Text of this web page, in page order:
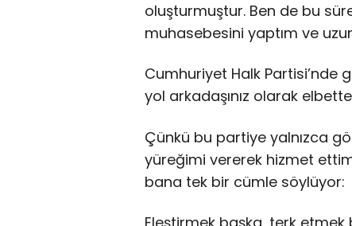
oluşturmuştur. Ben de bu
muhasebesini yaptım ve
Cumhuriyet Halk Partisi’nde
yol arkadaşınız olarak
Çünkü bu partiye yalnızca
yüreğimi vererek hizmet
bana tek bir cümle söylüyor: